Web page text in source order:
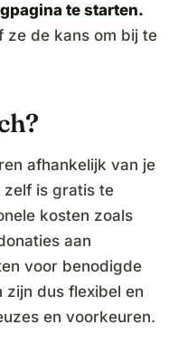
te starten.
ze de kans om bij te
afhankelijk van je
zelf is gratis te
kosten zoals
aan
voor benodigde
zijn dus flexibel en
en voorkeuren.